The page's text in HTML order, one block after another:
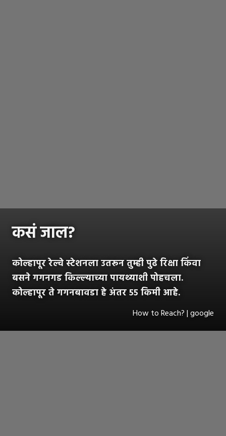
कसं जाल?
कोल्हापूर रेल्वे स्टेशनला उतरून तुम्ही पुढे रिक्षा किंवा
बसने गगनगड किल्ल्याच्या पायथ्याशी पोहचला.
कोल्हापूर ते गगनबावडा हे अंतर ५५ किमी आहे.
How to Reach? | google